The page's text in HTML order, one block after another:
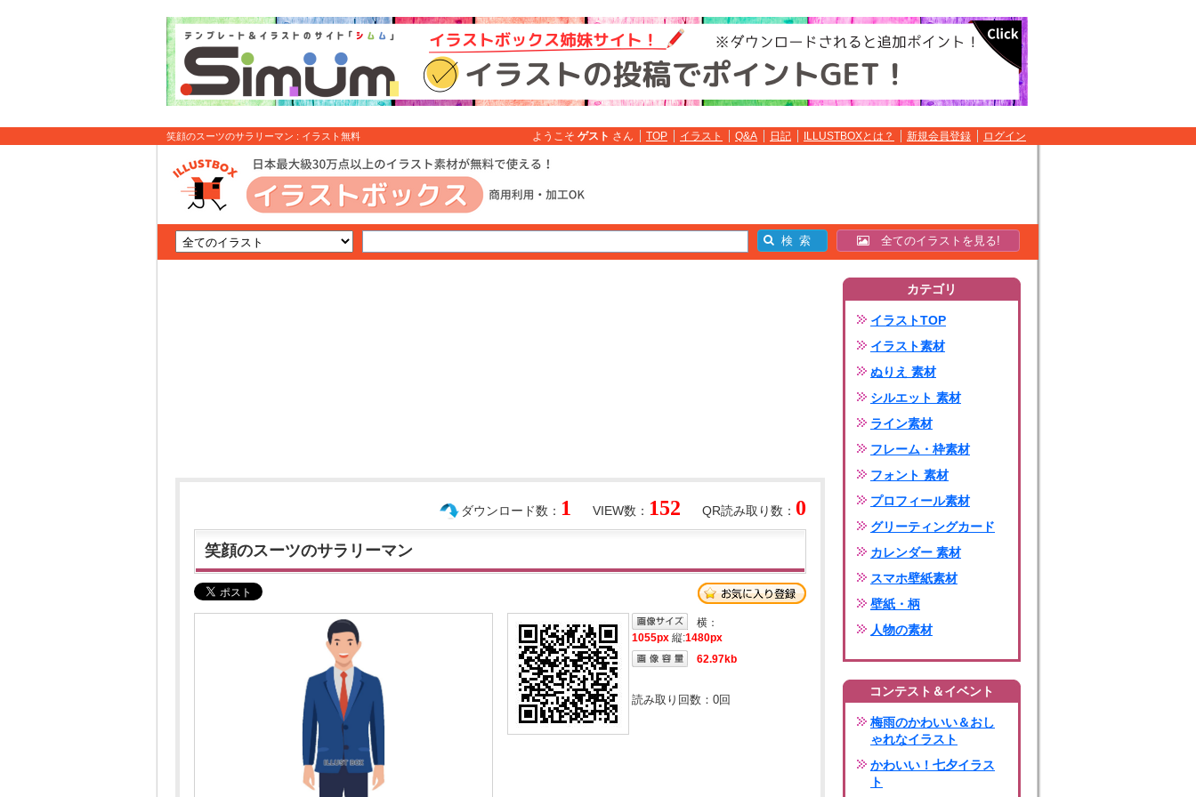
笑顔のスーツのサラリーマン : イラスト無料 ようこそ ゲスト さん TOP イラスト Q&A 日記 ILLUSTBOXとは？ 新規会員登録 ログイン
全てのイラストを見る!
QR読み取り数： 0
VIEW数： 152
ダウンロード数： 1
笑顔のスーツのサラリーマン
横：
1055px 縦:1480px
62.97kb
読み取り回数： 0回
カテゴリ
イラストTOP
イラスト素材
ぬりえ 素材
シルエット 素材
ライン素材
フレーム・枠素材
フォント 素材
プロフィール素材
グリーティングカード
カレンダー 素材
スマホ壁紙素材
壁紙・柄
人物の素材
コンテスト＆イベント
梅雨のかわいい＆おし
ゃれなイラスト
かわいい！七夕イラス
ト